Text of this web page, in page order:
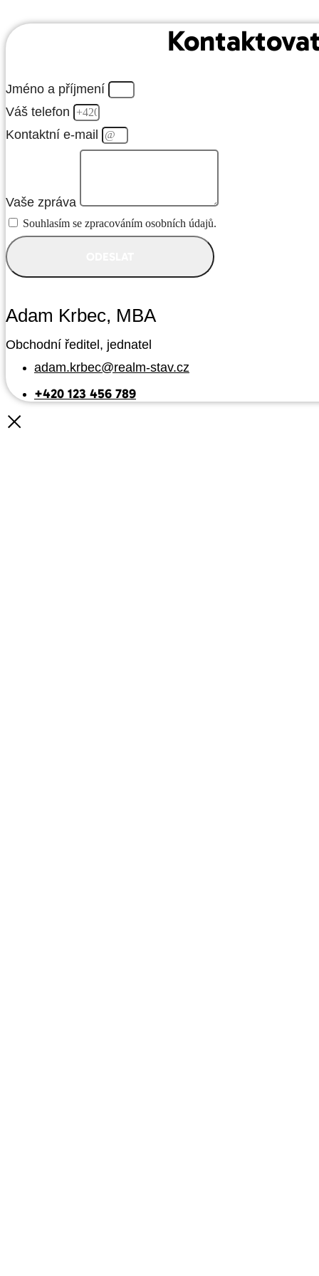
Jméno a příjmení
Váš telefon
Kontaktní e-mail
Vaše zpráva
Souhlasím se zpracováním osobních údajů.
Adam Krbec, MBA
Obchodní ředitel, jednatel
adam.krbec@realm-stav.cz
+420 123 456 789